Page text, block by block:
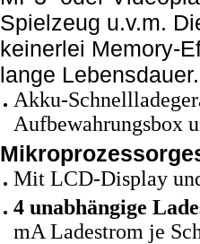
Spielzeug u.v.m.
keinerlei Memory-
lange Lebensdauer.
Akku-
Aufbewahrungsbox
Mit LCD-Display
4 unabhängige
mA Ladestrom je